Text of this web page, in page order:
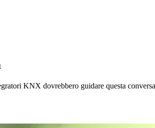
KNX dovrebbero guidare questa